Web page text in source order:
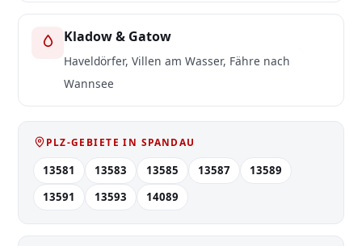
Kladow & Gatow
Haveldörfer, Villen am Wasser, Fähre nach
Wannsee
PLZ-GEBIETE IN SPANDAU
13581 13583 13585 13587
13589
13591
13593 14089